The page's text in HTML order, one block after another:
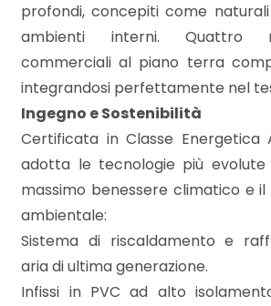
profondi, concepiti come
ambienti interni. Quattro
commerciali al piano terra
integrandosi perfettamente nel
Ingegno e Sostenibilità
Certificata in Classe Energetica
adotta le tecnologie più
massimo benessere climatico e
ambientale:
Sistema di riscaldamento e
aria di ultima generazione.
Infissi in PVC ad alto
Prezzo
Totale
mq